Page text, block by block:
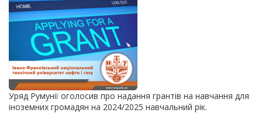
Уряд Румунії оголосив про надання грантів на навчання для
іноземних громадян на 2024/2025 навчальний рік.